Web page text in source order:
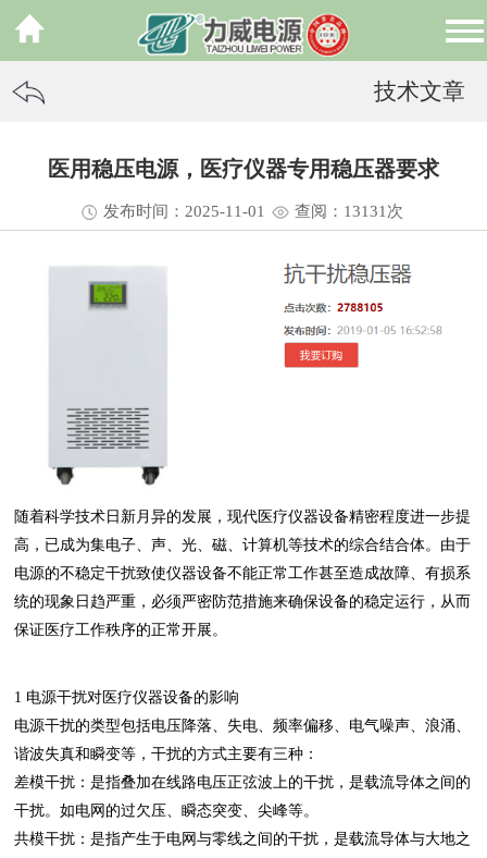
技术文章
医用稳压电源，医疗仪器专用稳压器要求
发布时间：2025-11-01 查阅：13131 次
随着科学技术日新月异的发展，现代医疗仪器设备精密程度进一步提
高，已成为集电子、声、光、磁、计算机等技术的综合结合体。由于
电源的不稳定干扰致使仪器设备不能正常工作甚至造成故障、有损系
统的现象日趋严重，必须严密防范措施来确保设备的稳定运行，从而
保证医疗工作秩序的正常开展。
1 电源干扰对医疗仪器设备的影响
电源干扰的类型包括电压降落、失电、频率偏移、电气噪声、浪涌、
谐波失真和瞬变等，干扰的方式主要有三种：
差模干扰：是指叠加在线路电压正弦波上的干扰，是载流导体之间的
干扰。如电网的过欠压、瞬态突变、尖峰等。
共模干扰：是指产生于电网与零线之间的干扰，是载流导体与大地之